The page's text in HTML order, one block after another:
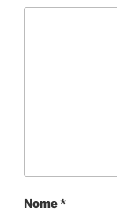
Nome*